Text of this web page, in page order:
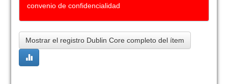
convenio de confidencialidad
Mostrar el registro Dublin Core completo del ítem